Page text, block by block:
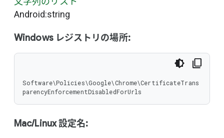
Android:string
Windows レジストリの場所:
Software\Policies\Google\Chrome\CertificateTrans
parencyEnforcementDisabledForUrls
Mac/Linux 設定名: